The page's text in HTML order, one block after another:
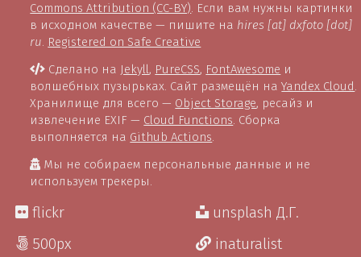
Commons Attribution (CC-BY). Если вам нужны картинки
в исходном качестве — пишите на hires [at] dxfoto [dot]
ru. Registered on Safe Creative
Сделано на Jekyll, PureCSS, FontAwesome и
волшебных пузырьках. Сайт размещён наYandex Cloud.
Хранилище для всего — Object Storage, ресайз и
извлечение EXIF — Cloud Functions. Сборка
выполняется на Github Actions.
Мы не собираем персональные данные и не
используем трекеры.
flickr
500px
unsplash Д.Г.
inaturalist